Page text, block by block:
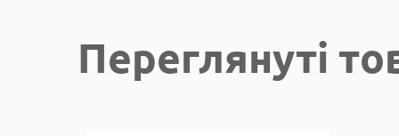
Переглянуті